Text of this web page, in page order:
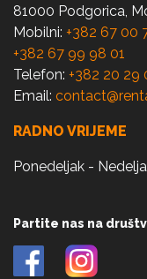
81000 Podgorica,
Mobilni: +382 67 00
+382 67 99 98 01
Telefon: +382 20 29
Email:
RADNO VRIJEME
Ponedeljak -
Partite nas na